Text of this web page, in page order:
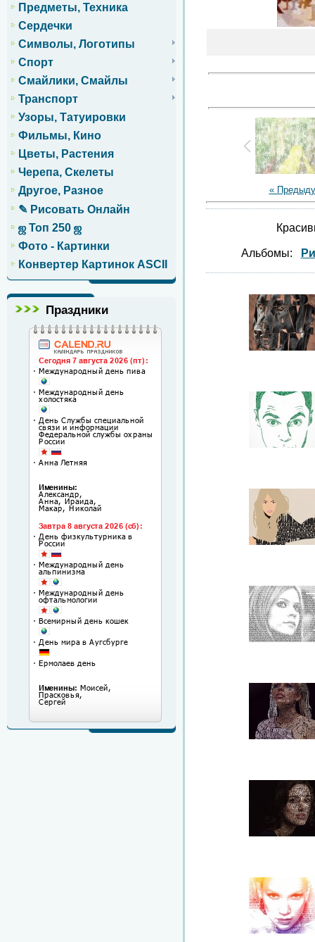
Предметы, Техника
Сердечки
Символы, Логотипы
Спорт
Смайлики, Смайлы
Транспорт
Узоры, Татуировки
Фильмы, Кино
Цветы, Растения
Черепа, Скелеты
Другое, Разное
✎ Рисовать Онлайн
ஜ Топ 250 ஜ
Фото - Картинки
Конвертер Картинок ASCII
Праздники
«
Альбомы: